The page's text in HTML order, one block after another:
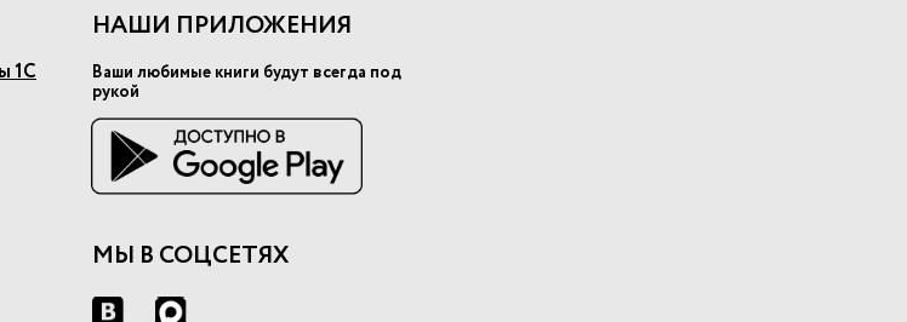
1С
НАШИ ПРИЛОЖЕНИЯ
Ваши любимые книги будут всегда под
рукой
МЫ В СОЦСЕТЯХ